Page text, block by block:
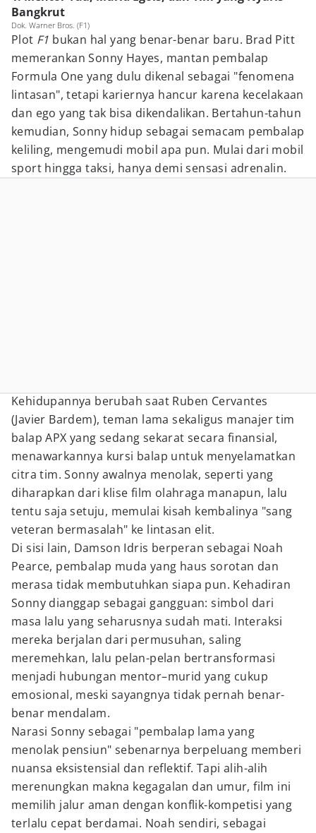
Bangkrut
Dok. Warner Bros. (F1)
Plot F1 bukan hal yang benar-benar baru. Brad Pitt
memerankan Sonny Hayes, mantan pembalap
Formula One yang dulu dikenal sebagai "fenomena
lintasan", tetapi kariernya hancur karena kecelakaan
dan ego yang tak bisa dikendalikan. Bertahun-tahun
kemudian, Sonny hidup sebagai semacam pembalap
keliling, mengemudi mobil apa pun. Mulai dari mobil
sport hingga taksi, hanya demi sensasi adrenalin.
Kehidupannya berubah saat Ruben Cervantes
(Javier Bardem), teman lama sekaligus manajer tim
balap APX yang sedang sekarat secara finansial,
menawarkannya kursi balap untuk menyelamatkan
citra tim. Sonny awalnya menolak, seperti yang
diharapkan dari klise film olahraga manapun, lalu
tentu saja setuju, memulai kisah kembalinya "sang
veteran bermasalah" ke lintasan elit.
Di sisi lain, Damson Idris berperan sebagai Noah
Pearce, pembalap muda yang haus sorotan dan
merasa tidak membutuhkan siapa pun. Kehadiran
Sonny dianggap sebagai gangguan: simbol dari
masa lalu yang seharusnya sudah mati. Interaksi
mereka berjalan dari permusuhan, saling
meremehkan, lalu pelan-pelan bertransformasi
menjadi hubungan mentor–murid yang cukup
emosional, meski sayangnya tidak pernah benar-
benar mendalam.
Narasi Sonny sebagai "pembalap lama yang
menolak pensiun" sebenarnya berpeluang memberi
nuansa eksistensial dan reflektif. Tapi alih-alih
merenungkan makna kegagalan dan umur, film ini
memilih jalur aman dengan konflik-kompetisi yang
terlalu cepat berdamai. Noah sendiri, sebagai